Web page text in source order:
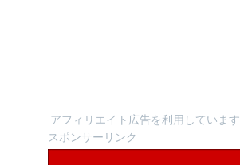
アフィリエイト広告を利用しています
スポンサーリンク